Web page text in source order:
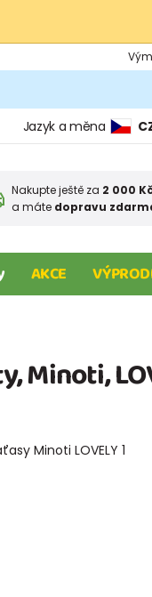
Jazyk a měna
Nakupte ještě za 2 000
a máte dopravu
AKCE
Minoti LOVELY 1